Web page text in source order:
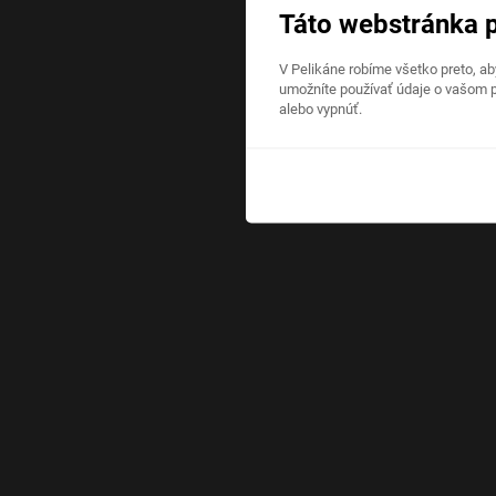
Táto webstránka
V Pelikáne robíme všetko preto,
umožníte používať údaje o vašom
alebo vypnúť.